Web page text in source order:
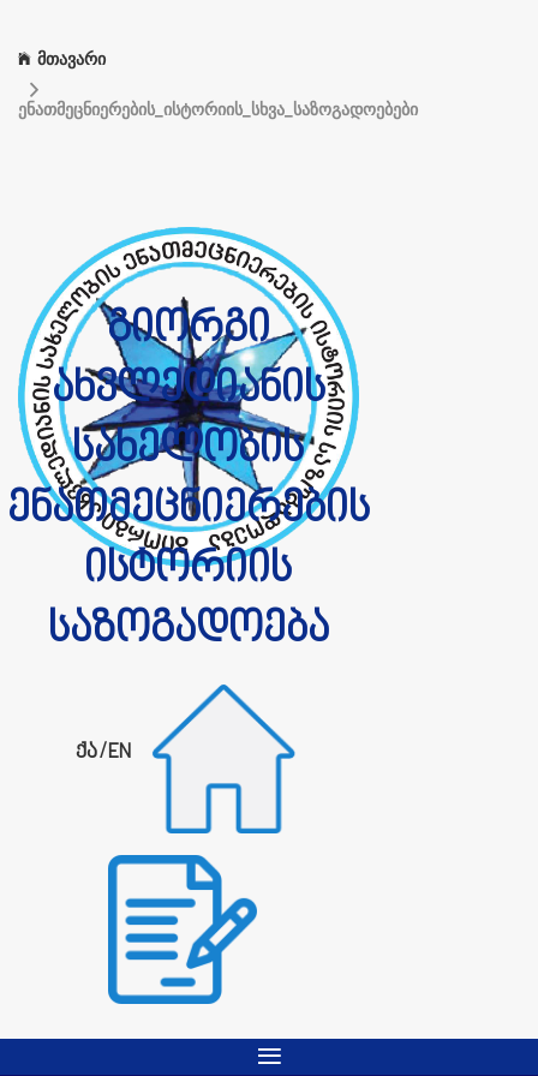
მთავარი
ენათმეცნიერების_ისტორიის_სხვა_საზოგადოებები
გიორგი
ახვლედიანის
სახელობის
ენათმეცნიერების
ისტორიის
საზოგადოება
ქა/EN